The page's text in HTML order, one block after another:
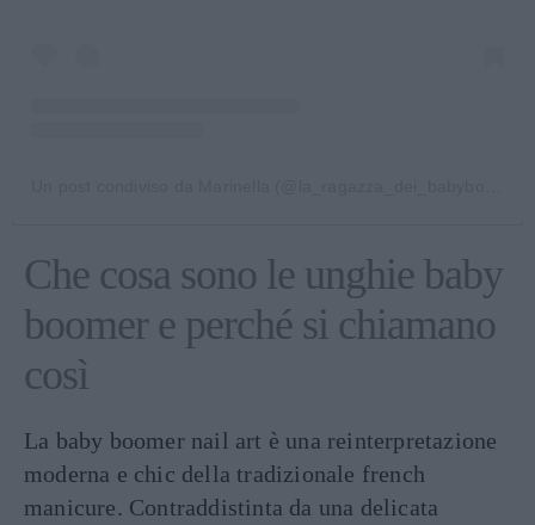
Che cosa sono le unghie baby
boomer e perché si chiamano
così
La baby boomer nail art è una reinterpretazione
moderna e chic della tradizionale french
manicure. Contraddistinta da una delicata